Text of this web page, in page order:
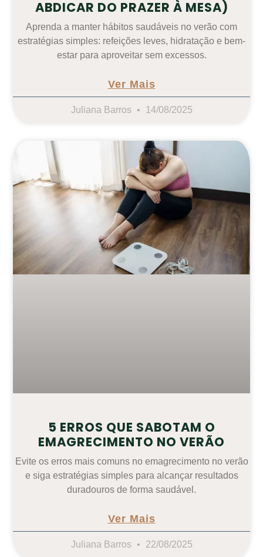
ABDICAR DO PRAZER À MESA)
Aprenda a manter hábitos saudáveis no verão com
estratégias simples: refeições leves, hidratação e bem-
estar para aproveitar sem excessos.
Ver Mais
Juliana Barros 14/08/2025
5 ERROS QUE SABOTAM O
EMAGRECIMENTO NO VERÃO
Evite os erros mais comuns no emagrecimento no verão
e siga estratégias simples para alcançar resultados
duradouros de forma saudável.
Ver Mais
Juliana Barros 22/08/2025